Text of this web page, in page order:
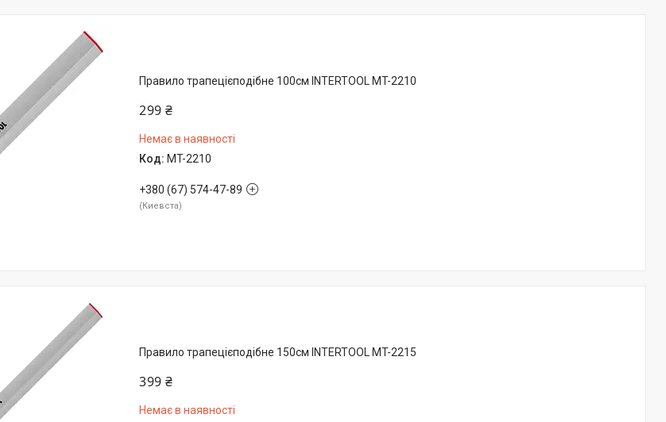
Правило трапецієподібне 100см INTERTOOL MT-2210
299 ₴
MT-2210
Немає в наявності
+380 (67) 574-47-89
Киевста
Правило трапецієподібне 150см INTERTOOL MT-2215
399 ₴
Немає в наявності